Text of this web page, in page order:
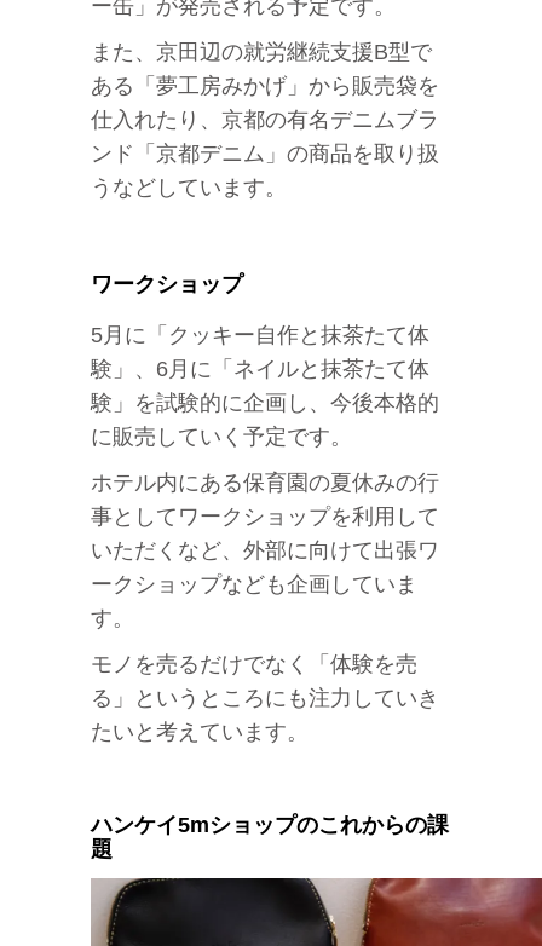
ー缶」が発売される予定です。
また、京田辺の就労継続支援B型で
ある「夢工房みかげ」から販売袋を
仕入れたり、京都の有名デニムブラ
ンド「京都デニム」の商品を取り扱
うなどしています。
ワークショップ
5月に「クッキー自作と抹茶たて体
験」、6月に「ネイルと抹茶たて体
験」を試験的に企画し、今後本格的
に販売していく予定です。
ホテル内にある保育園の夏休みの行
事としてワークショップを利用して
いただくなど、外部に向けて出張ワ
ークショップなども企画していま
す。
モノを売るだけでなく「体験を売
る」というところにも注力していき
たいと考えています。
ハンケイ5mショップのこれからの課
題